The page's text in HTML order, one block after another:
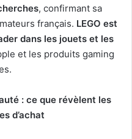
, confirmant sa
français. LEGO est
dans les jouets et les
et les produits gaming
: ce que révèlent les
d’achat